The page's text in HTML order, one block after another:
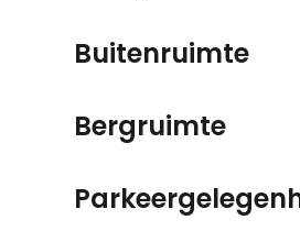
Buitenruimte
Bergruimte